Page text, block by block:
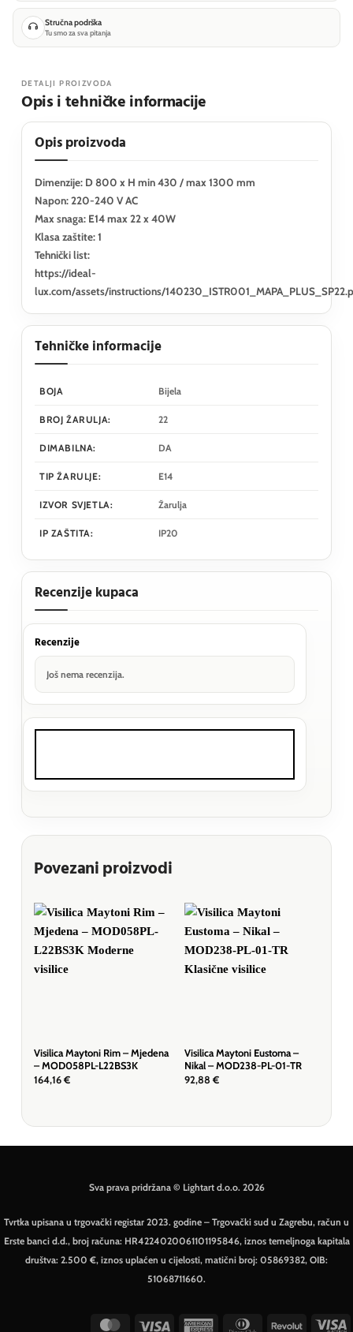
Stručna podrška
Tu smo za sva pitanja
DETALJI PROIZVODA
Opis i tehničke informacije
Opis proizvoda
Dimenzije: D 800 x H min 430 / max 1300 mm
Napon: 220-240 V AC
Max snaga: E14 max 22 x 40W
Klasa zaštite: 1
Tehnički list:
https://ideal-
lux.com/assets/instructions/
Tehničke informacije
BOJA Bijela
BROJ ŽARULJA: 22
DIMABILNA: DA
TIP ŽARULJE: E14
IZVOR SVJETLA: Žarulja
IP ZAŠTITA: IP20
Recenzije kupaca
Recenzije
Još nema recenzija.
Povezani proizvodi
Visilica Maytoni Rim – Mjedena
– MOD058PL-L22BS3K
164,16 €
Visilica Maytoni Eustoma –
Nikal – MOD238-PL-01-TR
92,88 €
Sva prava pridržana © Lightart d.o.o. 2026
Tvrtka upisana u trgovački registar 2023. godine – Trgovački sud u Zagrebu, račun u
Erste banci d.d., broj računa: HR4224020061101195846, iznos temeljnoga kapitala
društva: 2.500 €, iznos uplaćen u cijelosti, matični broj: 05869382, OIB:
51068711660.
MasterCardVisa American Dinners Revolut